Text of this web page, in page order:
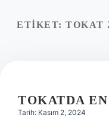
Yasal Uyarı
ETIKET: TOKAT
TOKATDA
Tarih: Kasım 2, 2024